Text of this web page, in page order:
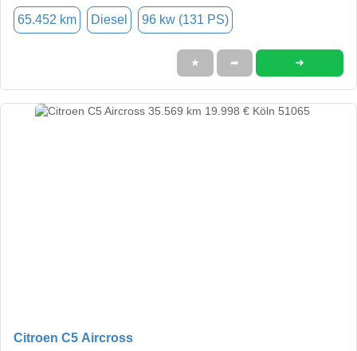
65.452 km Diesel 96 kw (131 PS)
★ ➦ ➜
Citroen C5 Aircross